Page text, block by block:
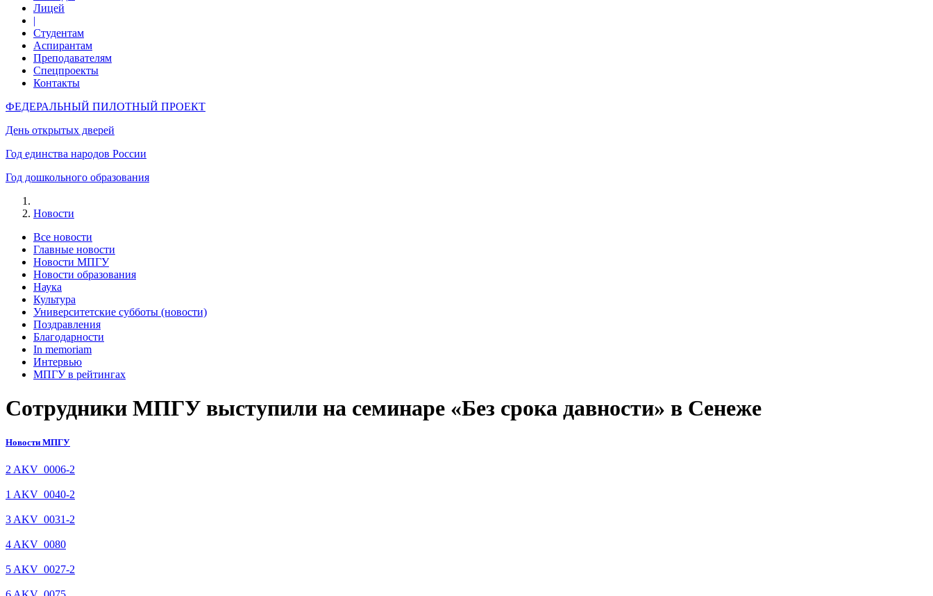
Лицей
|
Студентам
Аспирантам
Преподавателям
Спецпроекты
Контакты
ФЕДЕРАЛЬНЫЙ ПИЛОТНЫЙ ПРОЕКТ
День открытых дверей
Год единства народов России
Год дошкольного образования
Новости
Все новости
Главные новости
Новости МПГУ
Новости образования
Наука
Культура
Университетские субботы (новости)
Поздравления
Благодарности
In memoriam
Интервью
МПГУ в рейтингах
Сотрудники МПГУ выступили на семинаре «Без срока давности» в Сенеже
Новости МПГУ
2 AKV_0006-2
1 AKV_0040-2
3 AKV_0031-2
4 AKV_0080
5 AKV_0027-2